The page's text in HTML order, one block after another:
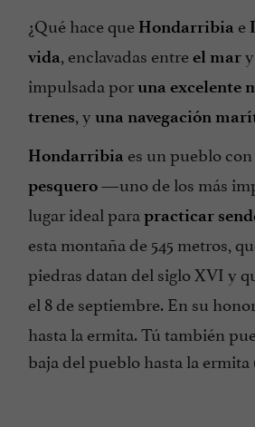
¿Qué hace que Hondarribia e
vida , enclavadas entreel mary
impulsada poruna excelente
trenes , y una navegación
Hondarribia es un pueblo
pesquero—uno de los más
lugar ideal para practicar
esta montaña de 545 metros,
piedras datan del siglo XVI y
el 8 de septiembre. En su
hasta la ermita. Tú también
baja del pueblo hasta la ermita